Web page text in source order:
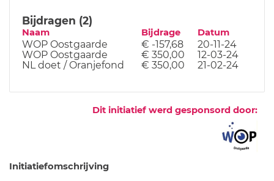
Bijdragen (2)
Naam Bijdrage Datum
WOP Oostgaarde € -157,68
20-11-24
WOP Oostgaarde
€ 350,00
12-03-24
NL doet / Oranjefond
€ 350,00 21-02-24
Dit initiatief werd gesponsord door:
Initiatiefomschrijving